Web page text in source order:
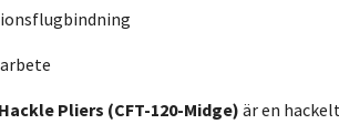
Pliers (CFT-120-Midge)är en